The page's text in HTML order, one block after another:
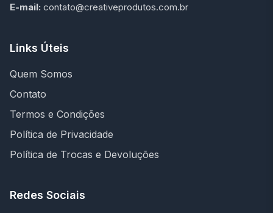
E-mail: contato@creativeprodutos.com.br
Links Úteis
Quem Somos
Contato
Termos e Condições
Política de Privacidade
Política de Trocas e Devoluções
Redes Sociais